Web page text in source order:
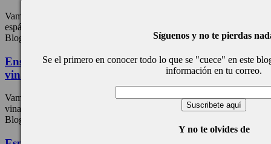
Vamos a preparar un entrante de lujo maravillo, se trata de un dúo de
espárragos blancos y verdes sobre ...
Blog Post
Ensalada de espárragos y verduras crujientes con su
vinagreta, receta deliciosa
Vamos a preparar esta ensalada de verduras crujientes con su
vinagreta deliciosa es un entrante maravilloso para dejar ...
Blog Post
Síguenos y no te pierdas
Se el primero en conocer todo lo que se "cuece" en este
información en tu correo.
Y no te olvides de